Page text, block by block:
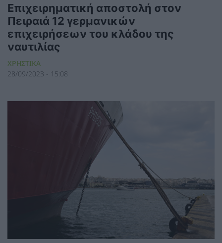
Επιχειρηματική αποστολή στον
Πειραιά 12 γερμανικών
επιχειρήσεων του κλάδου της
ναυτιλίας
ΧΡΗΣΤΙΚΑ
28/09/2023 - 15:08